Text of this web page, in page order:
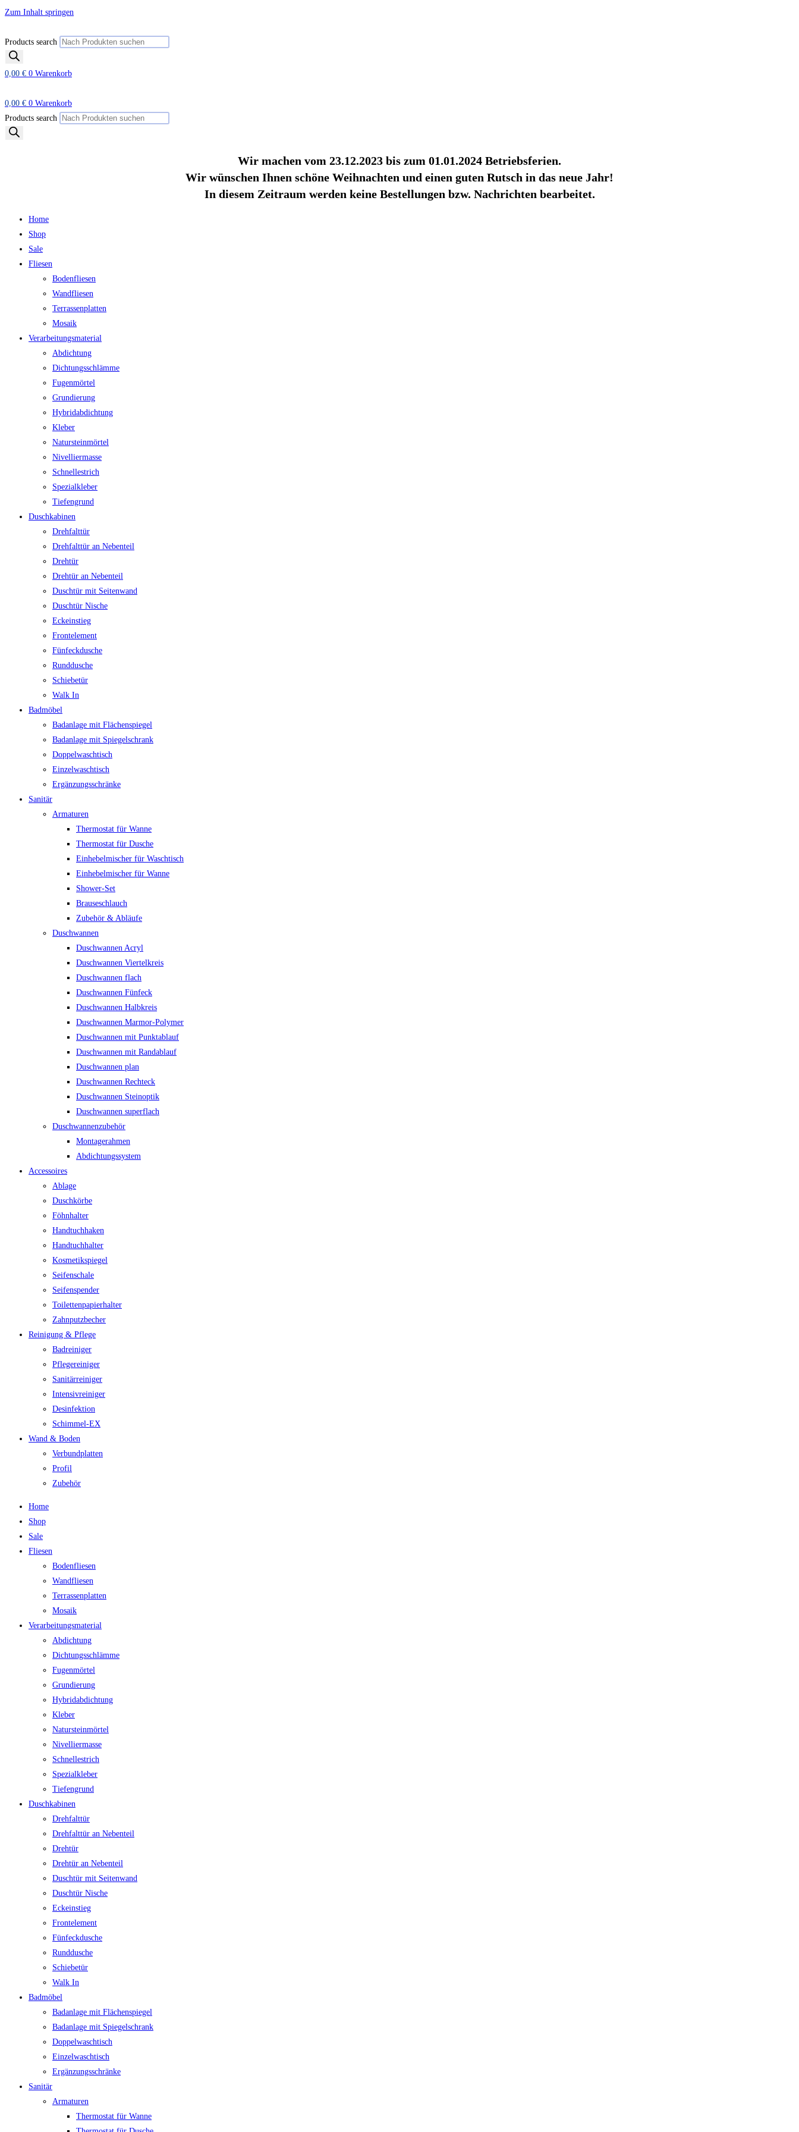
Zum Inhalt springen
Products search
0,00 € 0 Warenkorb
0,00 € 0 Warenkorb
Products search
Wir machen vom 23.12.2023 bis zum 01.01.2024 Betriebsferien.
Wir wünschen Ihnen schöne Weihnachten und einen guten Rutsch in das neue Jahr!
In diesem Zeitraum werden keine Bestellungen bzw. Nachrichten bearbeitet.
Home
Shop
Sale
Fliesen
Bodenfliesen
Wandfliesen
Terrassenplatten
Mosaik
Verarbeitungsmaterial
Abdichtung
Dichtungsschlämme
Fugenmörtel
Grundierung
Hybridabdichtung
Kleber
Natursteinmörtel
Nivelliermasse
Schnellestrich
Spezialkleber
Tiefengrund
Duschkabinen
Drehfalttür
Drehfalttür an Nebenteil
Drehtür
Drehtür an Nebenteil
Duschtür mit Seitenwand
Duschtür Nische
Eckeinstieg
Frontelement
Fünfeckdusche
Runddusche
Schiebetür
Walk In
Badmöbel
Badanlage mit Flächenspiegel
Badanlage mit Spiegelschrank
Doppelwaschtisch
Einzelwaschtisch
Ergänzungsschränke
Sanitär
Armaturen
Thermostat für Wanne
Thermostat für Dusche
Einhebelmischer für Waschtisch
Einhebelmischer für Wanne
Shower-Set
Brauseschlauch
Zubehör & Abläufe
Duschwannen
Duschwannen Acryl
Duschwannen Viertelkreis
Duschwannen flach
Duschwannen Fünfeck
Duschwannen Halbkreis
Duschwannen Marmor-Polymer
Duschwannen mit Punktablauf
Duschwannen mit Randablauf
Duschwannen plan
Duschwannen Rechteck
Duschwannen Steinoptik
Duschwannen superflach
Duschwannenzubehör
Montagerahmen
Abdichtungssystem
Accessoires
Ablage
Duschkörbe
Föhnhalter
Handtuchhaken
Handtuchhalter
Kosmetikspiegel
Seifenschale
Seifenspender
Toilettenpapierhalter
Zahnputzbecher
Reinigung & Pflege
Badreiniger
Pflegereiniger
Sanitärreiniger
Intensivreiniger
Desinfektion
Schimmel-EX
Wand & Boden
Verbundplatten
Profil
Zubehör
Home
Shop
Sale
Fliesen
Bodenfliesen
Wandfliesen
Terrassenplatten
Mosaik
Verarbeitungsmaterial
Abdichtung
Dichtungsschlämme
Fugenmörtel
Grundierung
Hybridabdichtung
Kleber
Natursteinmörtel
Nivelliermasse
Schnellestrich
Spezialkleber
Tiefengrund
Duschkabinen
Drehfalttür
Drehfalttür an Nebenteil
Drehtür
Drehtür an Nebenteil
Duschtür mit Seitenwand
Duschtür Nische
Eckeinstieg
Frontelement
Fünfeckdusche
Runddusche
Schiebetür
Walk In
Badmöbel
Badanlage mit Flächenspiegel
Badanlage mit Spiegelschrank
Doppelwaschtisch
Einzelwaschtisch
Ergänzungsschränke
Sanitär
Armaturen
Thermostat für Wanne